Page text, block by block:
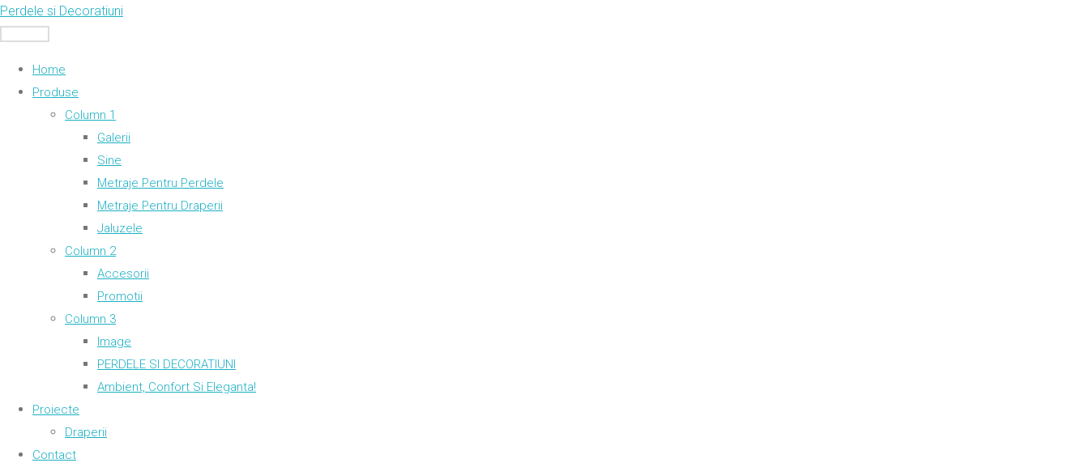
Skip
to
Perdele si Decoratiuni
Home
Produse
Column 1
Galerii
Sine
Metraje Pentru Perdele
Metraje Pentru Draperii
Jaluzele
Column 2
Accesorii
Promotii
Column 3
Image
PERDELE SI DECORATIUNI
Ambient, Confort Si Eleganta!
Proiecte
Draperii
Contact